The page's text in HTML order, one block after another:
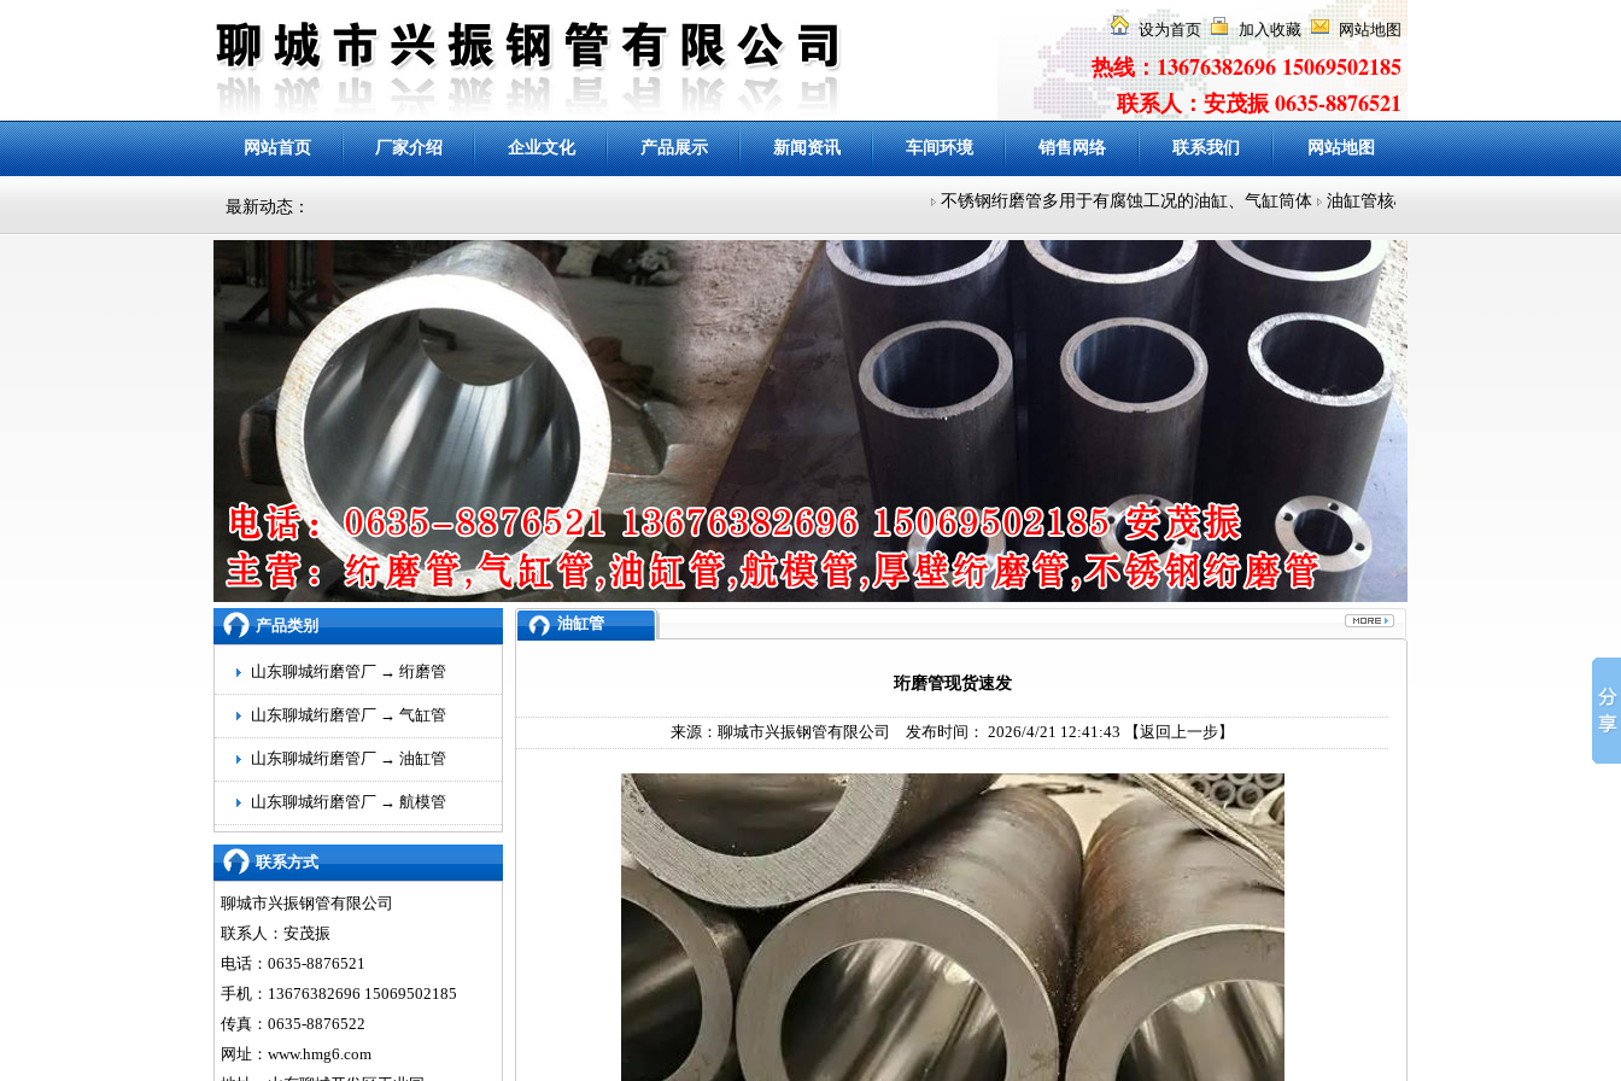
设为首页 加入收藏 网站地图
热线：13676382696 15069502185
联系人：安茂振 0635-8876521
网站首页 厂家介绍 企业文化 产品展示 新闻资讯 车间环境 销售网络 联系我们 网站地图
最新动态： 不锈钢绗磨管多用于有腐蚀工况的油缸、气缸筒体 油缸管核心特点是内孔精、表面光、耐压
产品类别
山东聊城绗磨管厂 → 绗磨管
山东聊城绗磨管厂 → 气缸管
山东聊城绗磨管厂 → 油缸管
山东聊城绗磨管厂 → 航模管
联系方式
聊城市兴振钢管有限公司
联系人：安茂振
电话：0635-8876521
手机：13676382696 15069502185
传真：0635-8876522
网址： www.hmg6.com
油缸管
珩磨管现货速发
来源： 聊城市兴振钢管有限公司 发布时间： 2026/4/21 12:41:43 【返回上一步】